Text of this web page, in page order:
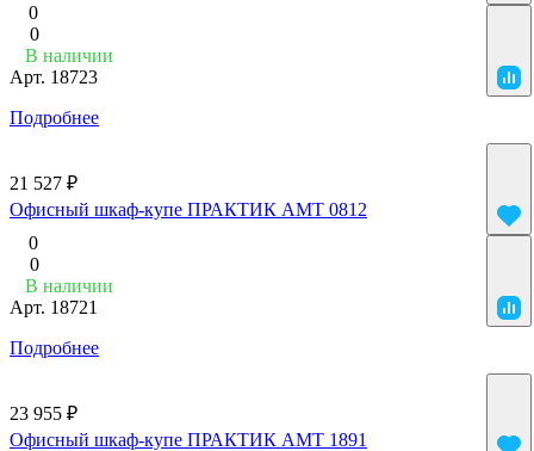
0
0
В наличии
Арт. 18723
Подробнее
21 527 ₽
Офисный шкаф-купе ПРАКТИК AMT 0812
0
0
В наличии
Арт. 18721
Подробнее
23 955 ₽
Офисный шкаф-купе ПРАКТИК AMT 1891